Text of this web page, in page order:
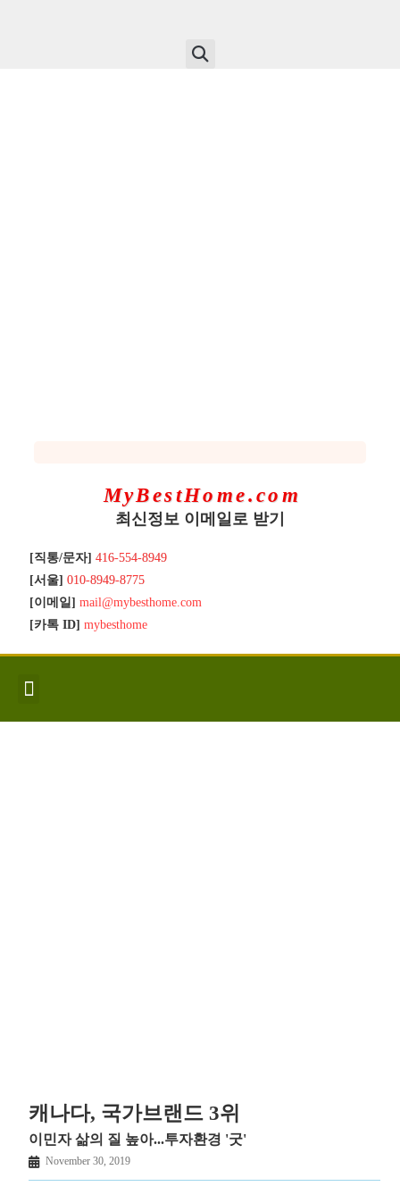
MyBestHome.com
최신정보 이메일로 받기
[직통/문자] 416-554-8949
[서울] 010-8949-8775
[이메일] mail@mybesthome.com
[카톡 ID] mybesthome
캐나다, 국가브랜드 3위
이민자 삶의 질 높아...투자환경 '굿'
November 30, 2019